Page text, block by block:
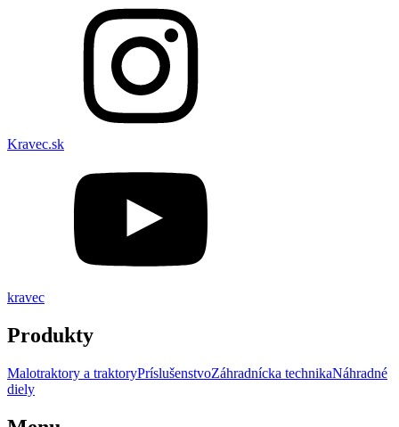
Kravec.sk
kravec
Produkty
Malotraktory a traktoryPríslušenstvoZáhradnícka technikaNáhradné
diely